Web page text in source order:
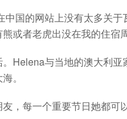
国的网站上没有太多关于
或者老虎出没在我的住宿
Helena与当地的澳大利
。
，每一个重要节日她都可